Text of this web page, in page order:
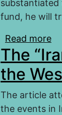
substantiated
fund, he will
Read more
The
the
The article
the events in